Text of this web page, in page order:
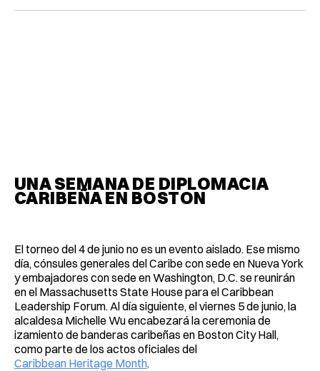
UNA SEMANA DE DIPLOMACIA
CARIBEÑA EN BOSTON
El torneo del 4 de junio no es un evento aislado. Ese mismo
día, cónsules generales del Caribe con sede en Nueva York
y embajadores con sede en Washington, D.C. se reunirán
en el Massachusetts State House para el Caribbean
Leadership Forum. Al día siguiente, el viernes 5 de junio, la
alcaldesa Michelle Wu encabezará la ceremonia de
izamiento de banderas caribeñas en Boston City Hall,
como parte de los actos oficiales del
Caribbean Heritage Month.